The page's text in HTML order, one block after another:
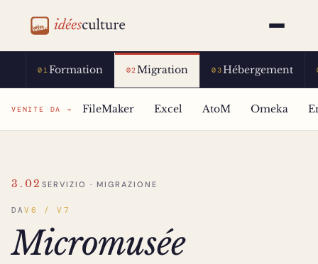
idéesculture
01Formation 02Migration 03Hébergement
VENITE DA → FileMaker Excel AtoM Omeka
3.02SERVIZIO · MIGRAZIONE
DAV6 / V7
Micromusée